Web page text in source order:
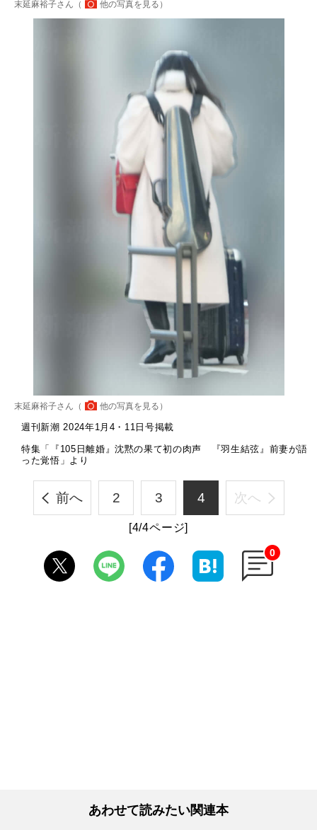
末延麻裕子さん（ 他の写真を見る ）
末延麻裕子さん（ 他の写真を見る ）
週刊新潮 2024年1月4・11日号掲載
特集「『105日離婚』沈黙の果て初の肉声 『羽生結弦』前妻が語
った覚悟」より
前へ 2 3 4 次へ
[4/4ページ]
0
あわせて読みたい関連本